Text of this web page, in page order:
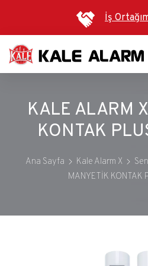
atla
İş
KALE ALARM
KONTAK
Ana Sayfa Kale Alarm X
MANYETİK KONTAK